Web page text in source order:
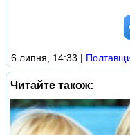
6 липня, 14:33 |
Читайте також: